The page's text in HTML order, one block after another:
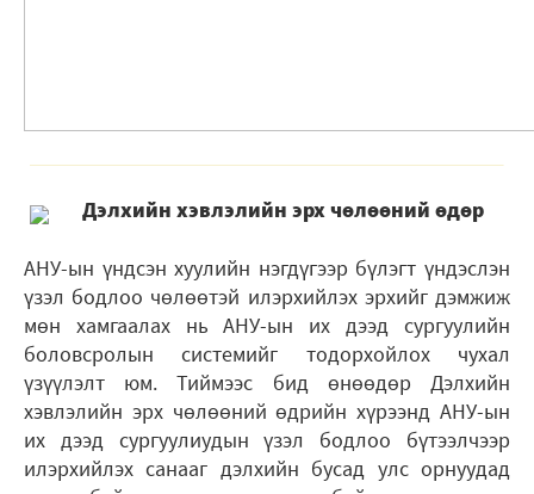
Дэлхийн хэвлэлийн эрх чөлөөний өдөр
АНУ-ын үндсэн хуулийн нэгдүгээр бүлэгт үндэслэн
үзэл бодлоо чөлөөтэй илэрхийлэх эрхийг дэмжиж
мөн хамгаалах нь АНУ-ын их дээд сургуулийн
боловсролын системийг тодорхойлох чухал
үзүүлэлт юм. Тиймээс бид өнөөдөр Дэлхийн
хэвлэлийн эрх чөлөөний өдрийн хүрээнд АНУ-ын
их дээд сургуулиудын үзэл бодлоо бүтээлчээр
илэрхийлэх санааг дэлхийн бусад улс орнуудад